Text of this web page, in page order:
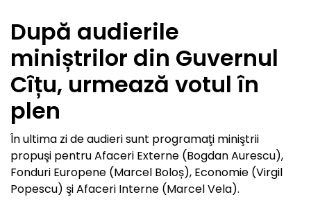
După audierile
miniștrilor din Guvernul
Cîțu, urmează votul în
plen
În ultima zi de audieri sunt programaţi miniştrii
propuşi pentru Afaceri Externe (Bogdan Aurescu),
Fonduri Europene (Marcel Boloș), Economie (Virgil
Popescu) şi Afaceri Interne (Marcel Vela).